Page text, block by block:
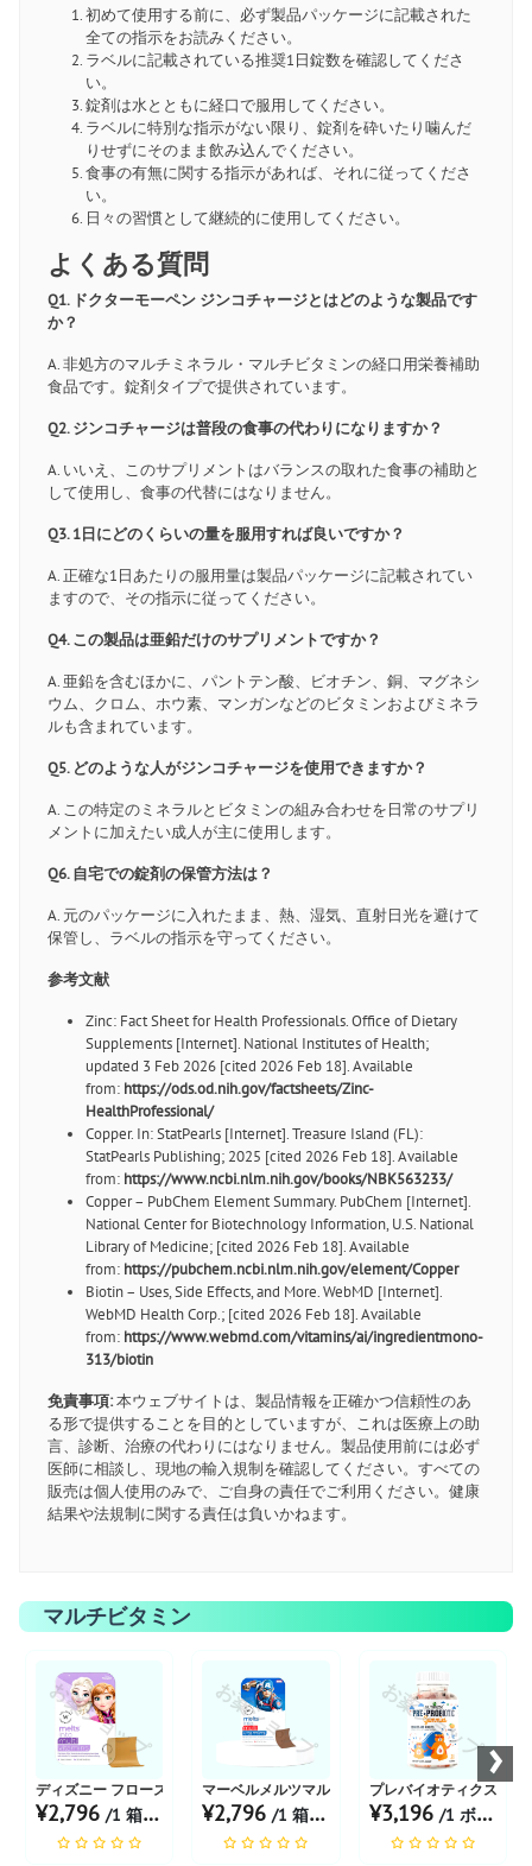
初めて使用する前に、必ず製品パッケージに記載された
全ての指示をお読みください。
ラベルに記載されている推奨1日錠数を確認してくださ
い。
錠剤は水とともに経口で服用してください。
ラベルに特別な指示がない限り、錠剤を砕いたり噛んだ
りせずにそのまま飲み込んでください。
食事の有無に関する指示があれば、それに従ってくださ
い。
日々の習慣として継続的に使用してください。
よくある質問
Q1. ドクターモーペン ジンコチャージとはどのような製品です
か？
A. 非処方のマルチミネラル・マルチビタミンの経口用栄養補助
食品です。錠剤タイプで提供されています。
Q2. ジンコチャージは普段の食事の代わりになりますか？
A. いいえ、このサプリメントはバランスの取れた食事の補助と
して使用し、食事の代替にはなりません。
Q3. 1日にどのくらいの量を服用すれば良いですか？
A. 正確な1日あたりの服用量は製品パッケージに記載されてい
ますので、その指示に従ってください。
Q4. この製品は亜鉛だけのサプリメントですか？
A. 亜鉛を含むほかに、パントテン酸、ビオチン、銅、マグネシ
ウム、クロム、ホウ素、マンガンなどのビタミンおよびミネラ
ルも含まれています。
Q5. どのような人がジンコチャージを使用できますか？
A. この特定のミネラルとビタミンの組み合わせを日常のサプリ
メントに加えたい成人が主に使用します。
Q6. 自宅での錠剤の保管方法は？
A. 元のパッケージに入れたまま、熱、湿気、直射日光を避けて
保管し、ラベルの指示を守ってください。
参考文献
Zinc: Fact Sheet for Health Professionals. Office of Dietary
Supplements [Internet]. National Institutes of Health;
updated 3 Feb 2026 [cited 2026 Feb 18]. Available
from: https://ods.od.nih.gov/factsheets/Zinc-
HealthProfessional/
Copper. In: StatPearls [Internet]. Treasure Island (FL):
StatPearls Publishing; 2025 [cited 2026 Feb 18]. Available
from: https://www.ncbi.nlm.nih.gov/books/NBK563233/
Copper – PubChem Element Summary. PubChem [Internet].
National Center for Biotechnology Information, U.S. National
Library of Medicine; [cited 2026 Feb 18]. Available
from: https://pubchem.ncbi.nlm.nih.gov/element/Copper
Biotin – Uses, Side Effects, and More. WebMD [Internet].
WebMD Health Corp.; [cited 2026 Feb 18]. Available
from: https://www.webmd.com/vitamins/ai/ingredientmono-
313/biotin
免責事項:本ウェブサイトは、製品情報を正確かつ信頼性のあ
る形で提供することを目的としていますが、これは医療上の助
言、診断、治療の代わりにはなりません。製品使用前には必ず
医師に相談し、現地の輸入規制を確認してください。すべての
販売は個人使用のみで、ご自身の責任でご利用ください。健康
結果や法規制に関する責任は負いかねます。
マルチビタミン
お薬ショップ
ディズニー フローズンメルツ マルチビタミン |フレーバ...
¥2,796 /1 箱 あたり
お薬ショップ
マーベルメルツマルチビタミン |フレーバー トロピ
¥2,796/1 箱 あたり
お薬ショップ
プレバイオティクスグミ
¥3,196 /1 ボトル あたり
›